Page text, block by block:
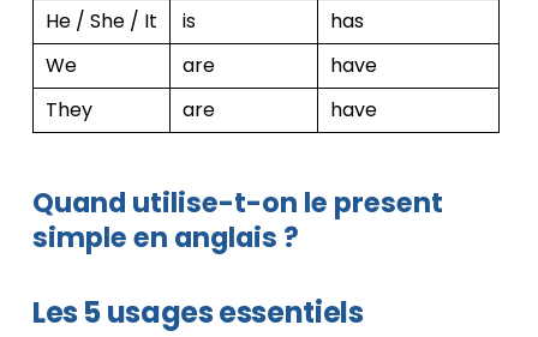
He / She / It
is
has
We
are
have
They
are have
Quand utilise-t-on le present
simple en anglais ?
Les 5 usages essentiels